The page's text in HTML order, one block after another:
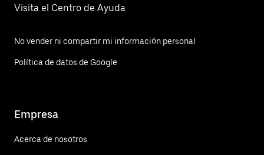
Visita el Centro de Ayuda
No vender ni compartir mi información personal
Política de datos de Google
Empresa
Acerca de nosotros